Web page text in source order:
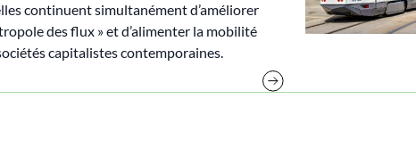
continuent simultanément d’améliorer
des flux » et d’alimenter la mobilité
capitalistes contemporaines.